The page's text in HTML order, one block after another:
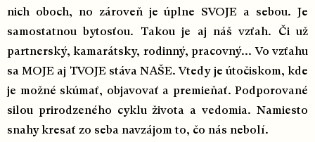
nich oboch, no zároveň je úplne SVOJE a sebou. Je
samostatnou bytosťou. Takou je aj náš vzťah. Či už
partnerský, kamarátsky, rodinný, pracovný... Vo vzťahu
sa MOJE aj TVOJE stáva NAŠE. Vtedy je útočiskom, kde
je možné skúmať, objavovať a premieňať. Podporované
silou prirodzeného cyklu života a vedomia. Namiesto
snahy kresať zo seba navzájom to, čo nás nebolí.